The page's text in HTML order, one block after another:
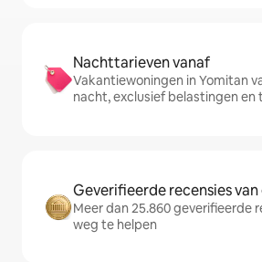
Nachttarieven vanaf
Vakantiewoningen in Yomitan
nacht, exclusief belastingen en
Geverifieerde recensies
Meer dan 25.860 geverifieerde
weg te helpen